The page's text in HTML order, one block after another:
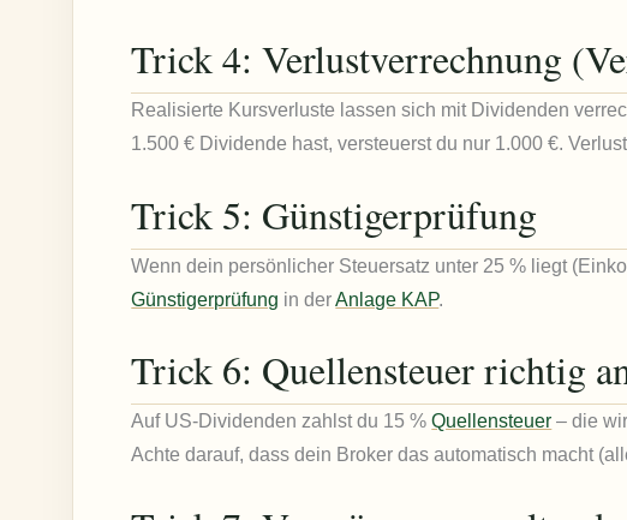
Trick 4: Verlustverrechnung
Realisierte Kursverluste lassen sich mit Dividenden
1.500 € Dividende hast, versteuerst du nur 1.000 €.
Trick 5: Günstigerprüfung
Wenn dein persönlicher Steuersatz unter 25 % liegt
Günstigerprüfung in derAnlage KAP.
Trick 6: Quellensteuer richtig
Auf US-Dividenden zahlst du 15 %Quellensteuer – die
Achte darauf, dass dein Broker das automatisch macht